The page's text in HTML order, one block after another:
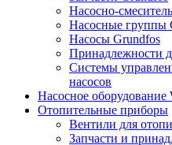
Насосно-
Насосные группы
Насосы Grundfos
Принадлежности
Системы
насосов
Насосное оборудование
Отопительные приборы
Вентили для
Запчасти и